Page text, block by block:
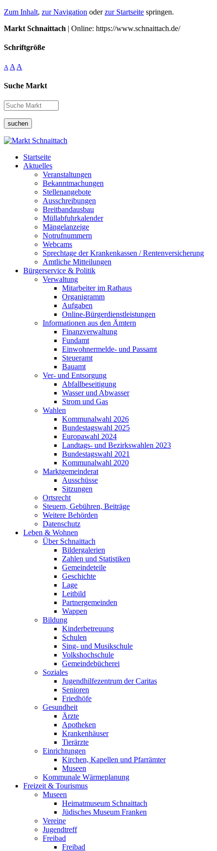
Zum Inhalt, zur Navigation oderzur Startseite springen.
Markt Schnaittach | Online: https://www.schnaittach.de/
Schriftgröße
A A A
Suche Markt
suchen
Startseite
Aktuelles
Veranstaltungen
Bekanntmachungen
Stellenangebote
Ausschreibungen
Breitbandausbau
Müllabfuhrkalender
Mängelanzeige
Notrufnummern
Webcams
Sprechtage der Krankenkassen / Rentenversicherung
Amtliche Mitteilungen
Bürgerservice & Politik
Verwaltung
Mitarbeiter im Rathaus
Organigramm
Aufgaben
Online-Bürgerdienstleistungen
Informationen aus den Ämtern
Finanzverwaltung
Fundamt
Einwohnermelde- und Passamt
Steueramt
Bauamt
Ver- und Entsorgung
Abfallbeseitigung
Wasser und Abwasser
Strom und Gas
Wahlen
Kommunalwahl 2026
Bundestagswahl 2025
Europawahl 2024
Landtags- und Bezirkswahlen 2023
Bundestagswahl 2021
Kommunalwahl 2020
Marktgemeinderat
Ausschüsse
Sitzungen
Ortsrecht
Steuern, Gebühren, Beiträge
Weitere Behörden
Datenschutz
Leben & Wohnen
Über Schnaittach
Bildergalerien
Zahlen und Statistiken
Gemeindeteile
Geschichte
Lage
Leitbild
Partnergemeinden
Wappen
Bildung
Kinderbetreuung
Schulen
Sing- und Musikschule
Volkshochschule
Gemeindebücherei
Soziales
Jugendhilfezentrum der Caritas
Senioren
Friedhöfe
Gesundheit
Ärzte
Apotheken
Krankenhäuser
Tierärzte
Einrichtungen
Kirchen, Kapellen und Pfarrämter
Museen
Kommunale Wärmeplanung
Freizeit & Tourismus
Museen
Heimatmuseum Schnaittach
Jüdisches Museum Franken
Vereine
Jugendtreff
Freibad
Freibad